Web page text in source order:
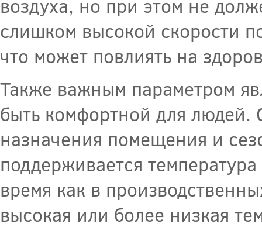
воздуха, но при этом не
слишком высокой скорости
что может повлиять на
Также важным параметром
быть комфортной для людей.
назначения помещения и
поддерживается
время как в
высокая или более низкая